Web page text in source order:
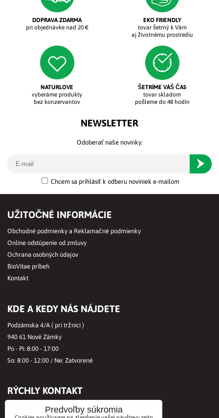
DOPRAVA ZDARMA
pri objednávke nad 20 €
EKO FRIENDLY
tovar šetrný k Vám
aj životnému prostrediu
NATURLOVE
vyberáme produkty
bez konzervantov
ŠETRÍME VÁŠ ČAS
tovar skladom
pošleme do 48 hodín
NEWSLETTER
Odoberať naše novinky:
Chcem sa prihlásiť k odberu noviniek e-mailom
UŽITOČNÉ INFORMÁCIE
Obchodné podmienky a Reklamačné podmienky
Online odstúpenie od zmluvy
Ochrana osobných údajov
BioVitae príbeh
Kontakt
KDE A KEDY NÁS NÁJDETE
Podzámska 4/A ( pri tržnici )
940 61 Nové Zámky
Po - Pi: 8:00 - 17:00
So: 8:00 - 12:00 / Ne: Zatvorené
RÝCHLY KONTAKT
+421356421513
Predvoľby súkromia